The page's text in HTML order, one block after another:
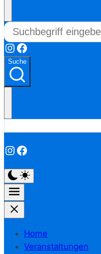
Instagram
Facebook
Suche
Instagram
Facebook
Home
Veranstaltungen